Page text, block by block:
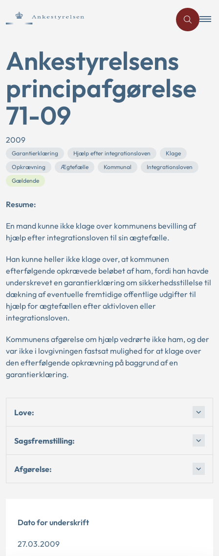
Ankestyrelsens
principafgørelse
71-09
2009
Garantierklæring Hjælp efter integrationsloven
Klage
Opkrævning
Ægtefælle Kommunal
Integrationsloven
Gældende
Resume:
En mand kunne ikke klage over kommunens bevilling af
hjælp efter integrationsloven til sin ægtefælle.
Han kunne heller ikke klage over, at kommunen
efterfølgende opkrævede beløbet af ham, fordi han havde
underskrevet en garantierklæring om sikkerhedsstillelse til
dækning af eventuelle fremtidige offentlige udgifter til
hjælp for ægtefællen efter aktivloven eller
integrationsloven.
Kommunens afgørelse om hjælp vedrørte ikke ham, og der
var ikke i lovgivningen fastsat mulighed for at klage over
den efterfølgende opkrævning på baggrund af en
garantierklæring.
Love:
Sagsfremstilling:
Afgørelse:
Dato for underskrift
27.03.2009